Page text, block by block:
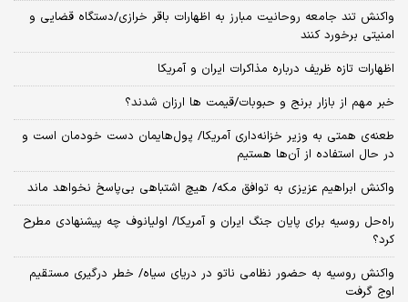
واکنش تند جامعه روحانیت مبارز به اظهارات باقر خرازی/دستگاه قضایی و
امنیتی برخورد کنند
اظهارات تازه ظریف درباره مذاکرات ایران و آمریکا
خبر مهم از بازار برنج و حبوبات/قیمت ها ارزان شدند؟
طعنه‌ی‌ همتی به وزیر خزانه‌داری آمریکا/ پول‌هایمان دست خودمان است و
در حال استفاده از آن‌ها هستیم
واکنش ابراهیم عزیزی به توافق مکه/ هیچ اشتباهی بی‌پاسخ نخواهد ماند
راه‌حل روسیه برای پایان جنگ ایران و آمریکا/ اولیانوف چه پیشنهادی مطرح
کرد؟
واکنش روسیه به حضور نظامی ناتو در دریای سیاه/ خطر درگیری مستقیم
اوج گرفت